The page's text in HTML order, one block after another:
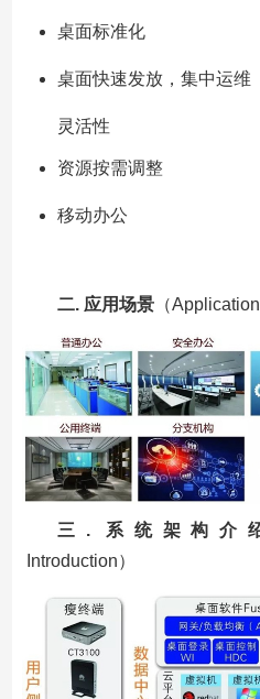
桌面标准化
桌面快速发放，集中运维
灵活性
资源按需调整
移动办公
二. 应用场景（Application
三. 系统架构介
Introduction）